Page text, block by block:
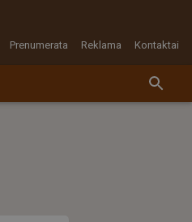
Prenumerata Reklama Kontaktai